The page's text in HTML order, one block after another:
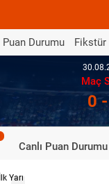
Puan Durumu Fikstür
Maç
0
Canlı Puan Durumu
İlk Yarı